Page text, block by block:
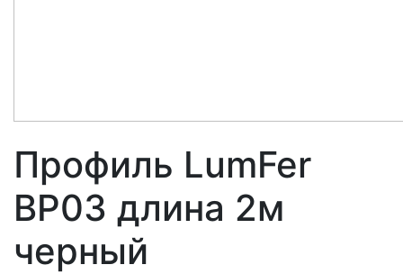
Профиль LumFer
BP03 длина 2м
черный